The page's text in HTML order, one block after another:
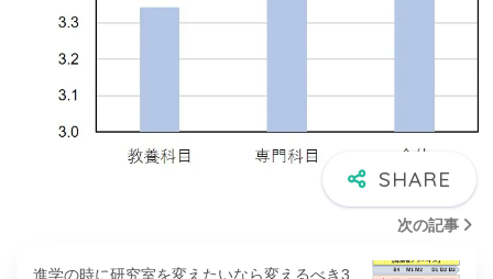
次の記事
進学の時に研究室を変えたいなら変えるべき3